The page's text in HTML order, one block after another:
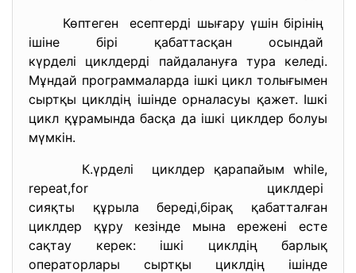
Көптеген есептерді шығару үшін бірінің
ішіне бірі қабаттасқан осындай
күрделі циклдерді пайдалануға тура келеді.
Мұндай программаларда ішкі цикл толығымен
сыртқы циклдің ішінде орналасуы қажет. Ішкі
цикл құрамында басқа да ішкі циклдер болуы
мүмкін.
К.үрделі циклдер қарапайым while,
repeat,for циклдері
сияқты құрыла береді,бірақ қабатталған
циклдер құру кезінде мына ережені есте
сақтау керек: ішкі циклдің барлық
операторлары сыртқы циклдің ішінде